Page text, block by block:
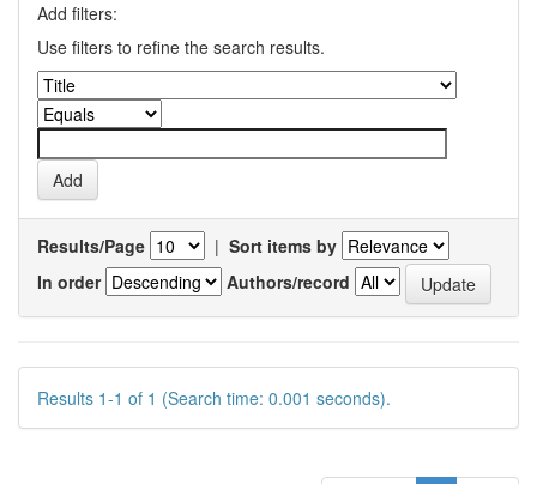
Add filters:
Use filters to refine the search results.
Results/Page | Sort items by
In order
Authors/record
Results 1-1 of 1 (Search time: 0.001 seconds).